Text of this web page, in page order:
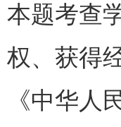
本题考查
权、获得
《中华人